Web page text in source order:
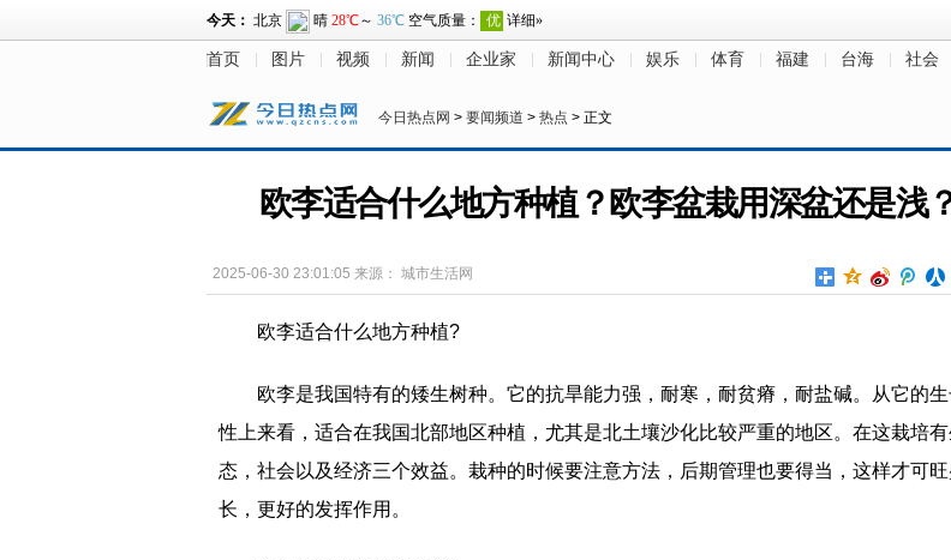
首页 图片 视频 新闻 企业家 新闻中心 娱乐 体育 福建 台海 社会
今日热点网 > 要闻频道 > 热点 > 正文
欧李适合什么地方种植？欧李盆栽用深盆还是浅
2025-06-30 23:01:05 来源： 城市生活网
欧李适合什么地方种植?
欧李是我国特有的矮生树种。它的抗旱能力强，耐寒，耐贫瘠，耐盐碱。从它的生
性上来看，适合在我国北部地区种植，尤其是北土壤沙化比较严重的地区。在这栽培有
态，社会以及经济三个效益。栽种的时候要注意方法，后期管理也要得当，这样才可
长，更好的发挥作用。